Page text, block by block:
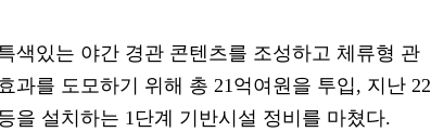
색있는 야간 경관 콘텐츠를 조성하고 체류형 관
과를 도모하기 위해 총 21억여원을 투입, 지난 22
을 설치하는 1단계 기반시설 정비를 마쳤다.